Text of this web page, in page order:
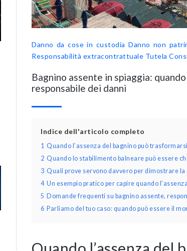
Danno da cose in custodia Danno non
Responsabilità extracontrattuale Tutela
Bagnino assente in spiaggia:
responsabile dei danni
Indice dell'articolo completo
1 Quando l’assenza del bagnino può
2 Quando lo stabilimento balneare può essere
3 Quali prove servono davvero per dimostrare
4 Un esempio pratico per capire quando
5 Domande frequenti su bagnino assente,
6 Parliamo del tuo caso: quando può essere il